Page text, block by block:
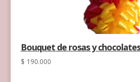
Bouquet de rosas y
$ 190.000